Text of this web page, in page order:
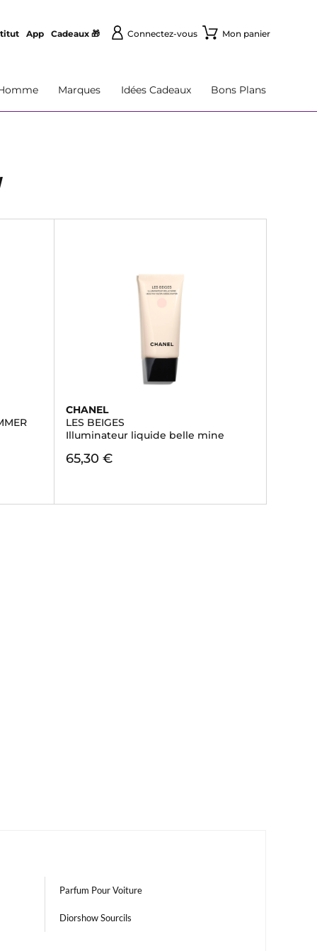
App Cadeaux 🎁 Connectez-vous Mon panier
Marques Idées Cadeaux Bons Plans
CHANEL
LES BEIGES
Illuminateur liquide belle mine
65,30 €
Parfum Pour Voiture
Diorshow Sourcils